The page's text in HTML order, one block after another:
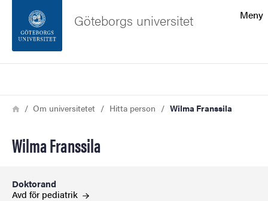
Sidfoten
Meny
Göteborgs universitet
Länkstig
HemOm universitetet Hitta person Wilma Franssila
Wilma Franssila
Doktorand
Avd förpediatrik